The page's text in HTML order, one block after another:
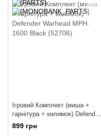
Ігровий Комплект (миша +
гарнітура + килимок) Defender
Warhead MPH-1600 Black
(52706)
899 грн